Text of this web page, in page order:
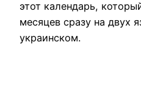
этот календарь,
месяцев сразу на двух
украинском.